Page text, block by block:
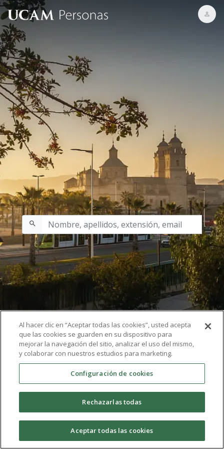
Al hacer clic en “Aceptar todas las cookies”, usted acepta
que las cookies se guarden en su dispositivo para
mejorar la navegación del sitio, analizar el uso del mismo,
y colaborar con nuestros estudios para marketing.
Configuración de cookies
Rechazarlas todas
Aceptar todas las cookies